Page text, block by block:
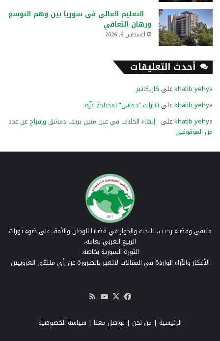
التعليم العالي في سوريا بين وهم التوسع
ورهان التعافي
أغسطس 8, 2026
أحدث التعليقات
khatib yehyaعلى كاريكاتير
khatib yehyaعلى تنازلت “حماس” لمصلحة غزّة
khatib yehyaعلى إنهاء الخلاف في عين منين بريف دمشق وإفراج عن عدد
من الموقوفين
ملتقى وفضاء رحيب، للبحث والحوار في قضايا الوطن والأمة، على ضوء ثورات
الربيع العربي بعامة،
الثورة السورية بخاصة.
الأفكار والآراء الواردة في المقالات لاتعبر بالضرورة عن رأي ملتقى العروبيين
فيسبوك
‫X
‫YouTube
RSS
الرئيسية | من نحن | تواصل معنا | سياسة الخصوصية